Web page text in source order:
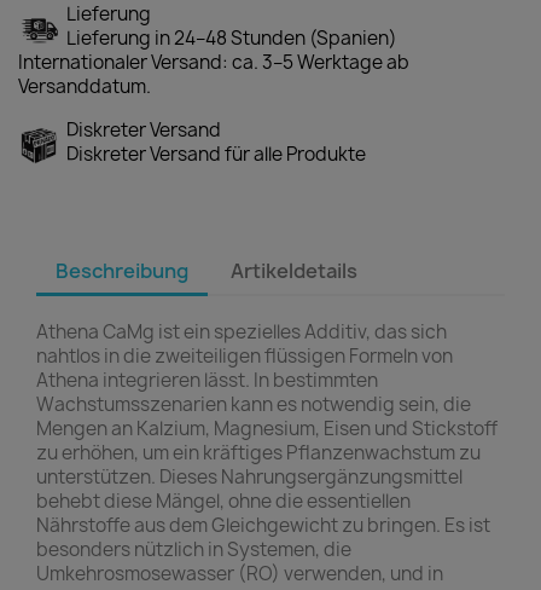
Lieferung
Lieferung in 24–48 Stunden (Spanien)
Internationaler Versand: ca. 3–5 Werktage ab
Versanddatum.
Diskreter Versand
Diskreter Versand für alle Produkte
Beschreibung Artikeldetails
Athena CaMg ist ein spezielles Additiv, das sich
nahtlos in die zweiteiligen flüssigen Formeln von
Athena integrieren lässt. In bestimmten
Wachstumsszenarien kann es notwendig sein, die
Mengen an Kalzium, Magnesium, Eisen und Stickstoff
zu erhöhen, um ein kräftiges Pflanzenwachstum zu
unterstützen. Dieses Nahrungsergänzungsmittel
behebt diese Mängel, ohne die essentiellen
Nährstoffe aus dem Gleichgewicht zu bringen. Es ist
besonders nützlich in Systemen, die
Umkehrosmosewasser (RO) verwenden, und in